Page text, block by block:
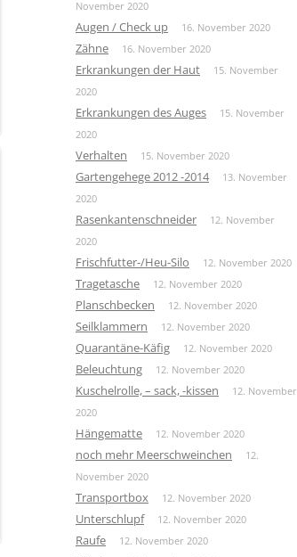
November 2020
Augen / Check up 16. November 2020
Zähne 16. November 2020
Erkrankungen der Haut
15. November
2020
Erkrankungen des Auges
15. November
2020
Verhalten 15. November 2020
Gartengehege 2012 -2014
13. November
2020
Rasenkantenschneider
12. November
2020
Frischfutter-/Heu-Silo 12. November 2020
Tragetasche 12. November 2020
Planschbecken 12. November 2020
Seilklammern 12. November 2020
Quarantäne-Käfig 12. November 2020
Beleuchtung 12. November 2020
Kuschelrolle, – sack, -kissen
12. November
2020
Hängematte 12. November 2020
noch mehr Meerschweinchen
12.
November 2020
Transportbox 12. November 2020
Unterschlupf 12. November 2020
Raufe 12. November 2020